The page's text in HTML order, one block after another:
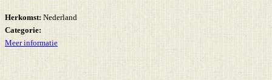
Herkomst: Nederland
Categorie:
Meer informatie